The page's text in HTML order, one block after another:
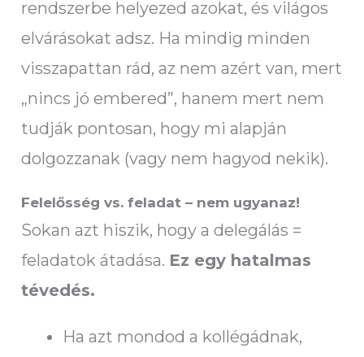
rendszerbe helyezed azokat, és világos
elvárásokat adsz. Ha mindig minden
visszapattan rád, az nem azért van, mert
„nincs jó embered”, hanem mert nem
tudják pontosan, hogy mi alapján
dolgozzanak (vagy nem hagyod nekik).
Felelősség vs. feladat – nem ugyanaz!
Sokan azt hiszik, hogy a delegálás =
feladatok átadása. Ez egy hatalmas
tévedés.
Ha azt mondod a kollégádnak,